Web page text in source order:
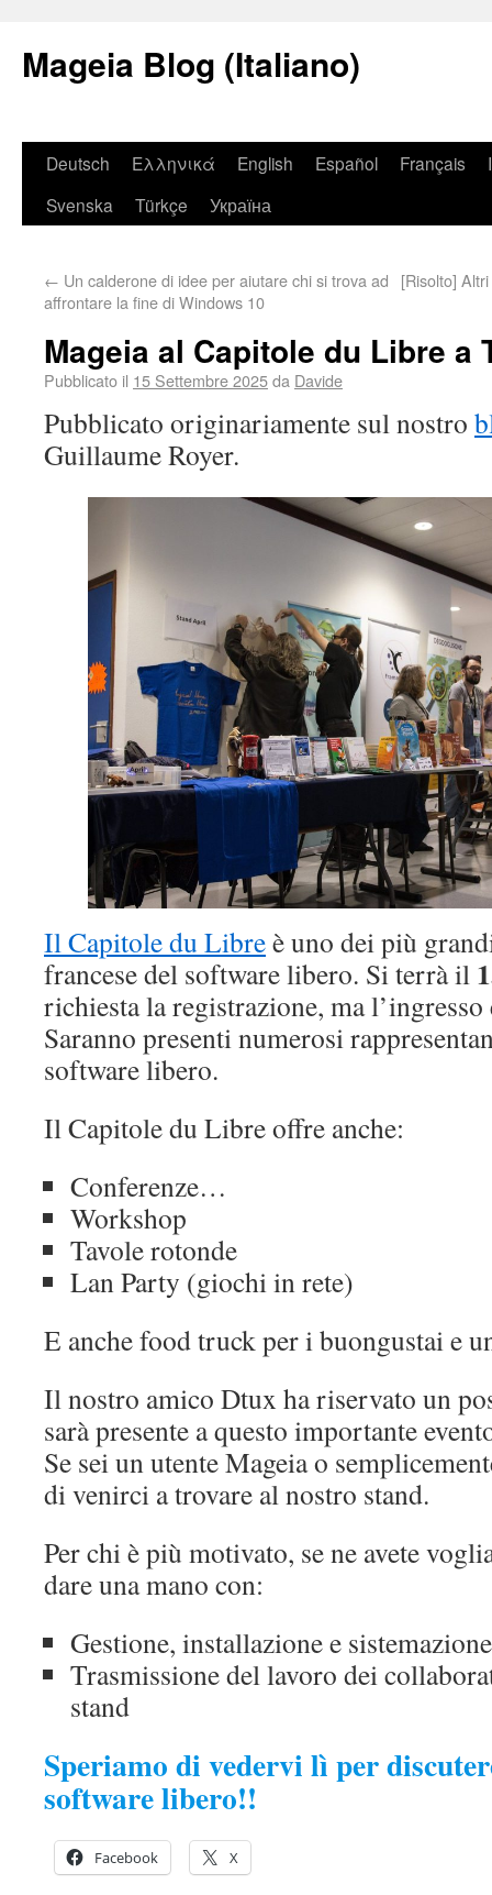
Mageia Blog (Italiano)
Deutsch Ελληνικά English Español Français
Svenska
Türkçe Україна
← Un calderone di idee per aiutare chi si trova ad
affrontare la fine di Windows 10
[Risolto]
Mageia al Capitole du Libre a
Pubblicato il 15 Settembre 2025da Davide
Pubblicato originariamente sul nostro
Guillaume Royer.
Il Capitole du Libreè uno dei più
francese del software libero. Si terrà il
richiesta la registrazione, ma
Saranno presenti numerosi
software libero.
Il Capitole du Libre offre anche:
Conferenze…
Workshop
Tavole rotonde
Lan Party (giochi in rete)
E anche food truck per i buongustai e
Il nostro amico Dtux ha riservato un
sarà presente a questo importante
Se sei un utente Mageia o
di venirci a trovare al nostro stand.
Per chi è più motivato, se ne avete
dare una mano con:
Gestione, installazione e
Trasmissione del lavoro dei
stand
Speriamo di vedervi lì per
software libero!!
Facebook X